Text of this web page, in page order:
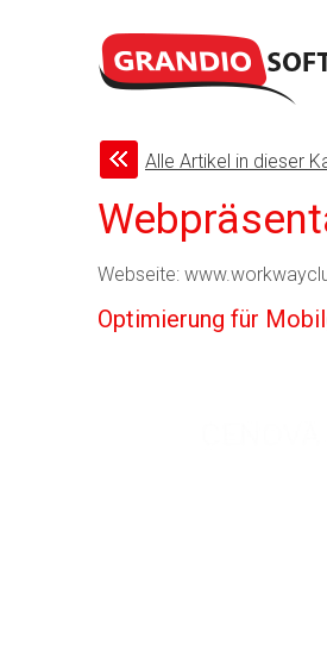
Alle Artikel in dieser
Webseite:
Optimierung für